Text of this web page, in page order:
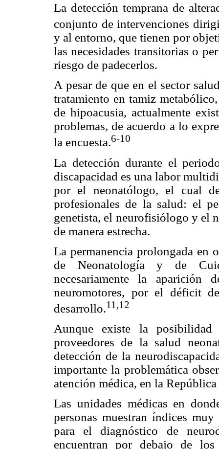
La detección temprana de
conjunto de intervenciones
y al entorno, que tienen por
las necesidades transitorias o
riesgo de padecerlos.
A pesar de que en el sector
tratamiento en tamiz
de hipoacusia, actualmente
problemas, de acuerdo a lo
la encuesta.6-10
La detección durante el
discapacidad es una labor
por el neonatólogo, el cual
profesionales de la salud: el
genetista, el neurofisiólogo y el
de manera estrecha.
La permanencia prolongada en
de Neonatología y de
necesariamente la aparición
neuromotores, por el déficit
desarrollo.11,12
Aunque existe la
proveedores de la salud
detección de la
importante la problemática
atención médica, en la
Las unidades médicas en
personas muestran índices
para el diagnóstico de
encuentran por debajo de